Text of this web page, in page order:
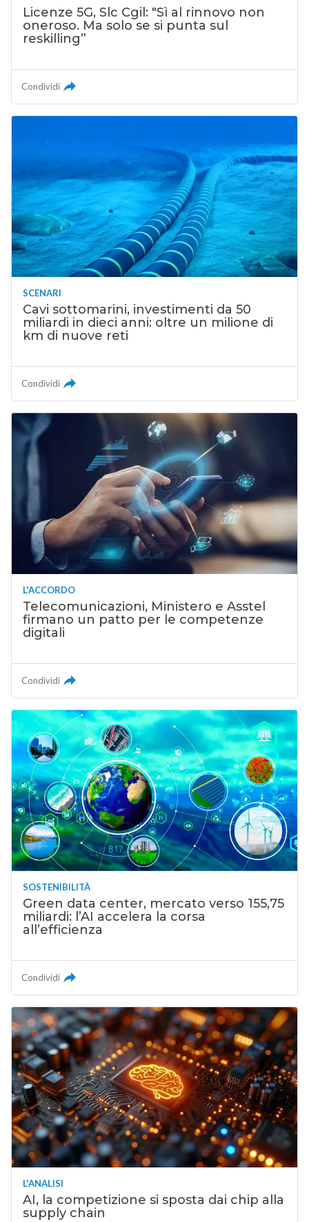
Licenze 5G, Slc Cgil: "Sì al rinnovo non
oneroso. Ma solo se si punta sul
reskilling”
Condividi
SCENARI
Cavi sottomarini, investimenti da 50
miliardi in dieci anni: oltre un milione di
km di nuove reti
Condividi
L'ACCORDO
Telecomunicazioni, Ministero e Asstel
firmano un patto per le competenze
digitali
Condividi
SOSTENIBILITÀ
Green data center, mercato verso 155,75
miliardi: l’AI accelera la corsa
all’efficienza
Condividi
L'ANALISI
AI, la competizione si sposta dai chip alla
supply chain